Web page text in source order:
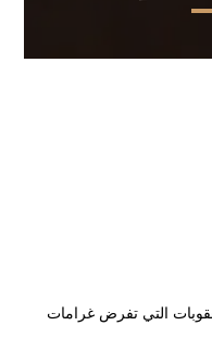
التي تفرض غرامات